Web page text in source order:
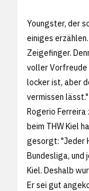
Youngster, der
einiges
Zeigefinger.
voller Vorfreude
locker ist, aber
vermissen
Rogerio
beim THW Kiel
gesorgt: "Jeder
Bundesliga, und
Kiel. Deshalb
Er sei gut